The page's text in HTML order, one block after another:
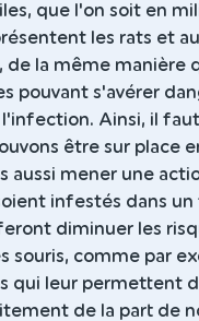
que l'on soit en
les rats et
de la même manière
pouvant s'avérer
Ainsi, il
être sur place
aussi mener une
infestés dans
diminuer les
souris, comme par
qui leur permettent
de la part de